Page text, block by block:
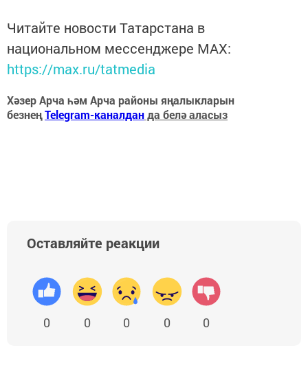
Читайте новости Татарстана в
национальном мессенджере MАХ:
https://max.ru/tatmedia
Хәзер Арча һәм Арча районы яңалыкларын
безнеңTelegram-каналданда белә аласыз
Оставляйте реакции
0 0 0 0 0